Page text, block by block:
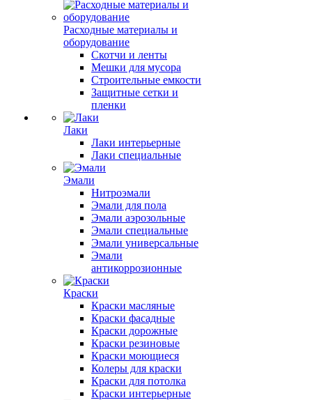
Расходные материалы и
оборудование
Скотчи и ленты
Мешки для мусора
Строительные емкости
Защитные сетки и
пленки
Лаки
Лаки интерьерные
Лаки специальные
Эмали
Нитроэмали
Эмали для пола
Эмали аэрозольные
Эмали специальные
Эмали универсальные
Эмали
антикоррозионные
Краски
Краски масляные
Краски фасадные
Краски дорожные
Краски резиновые
Краски моющиеся
Колеры для краски
Краски для потолка
Краски интерьерные